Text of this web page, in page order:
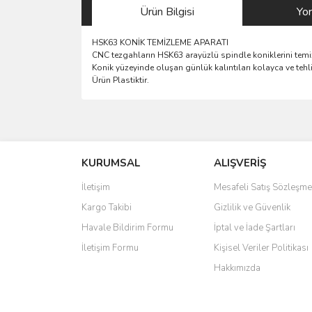
Ürün Bilgisi
HSK63 KONİK TEMİZLEME APARATI
CNC tezgahların HSK63 arayüzlü spindle koniklerini
Konik yüzeyinde oluşan günlük kalıntıları kolayca ve
Ürün Plastiktir.
Ürün resmi kalitesiz, bozuk veya görüntülenemiyor.
Ürün açıklamasında eksik bilgiler bulunuyor.
Ürün bilgilerinde hatalar bulunuyor.
Ürün fiyatı diğer sitelerden daha pahalı.
Bu ürüne benzer farklı alternatifler olmalı.
KURUMSAL
İletişim
Kargo Takibi
Havale Bildirim Formu
İletişim Formu
ALIŞVERİŞ
Mesafeli Satış
Gizlilik ve Güvenlik
İptal ve İade Şartları
Kişisel Veriler Politikası
Hakkımızda